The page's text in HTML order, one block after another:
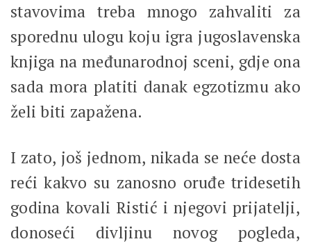
stavovima treba mnogo zahvaliti za
sporednu ulogu koju igra jugoslavenska
knjiga na međunarodnoj sceni, gdje ona
sada mora platiti danak egzotizmu ako
želi biti zapažena.
I zato, još jednom, nikada se neće dosta
reći kakvo su zanosno oruđe tridesetih
godina kovali Ristić i njegovi prijatelji,
donoseći divljinu novog pogleda,